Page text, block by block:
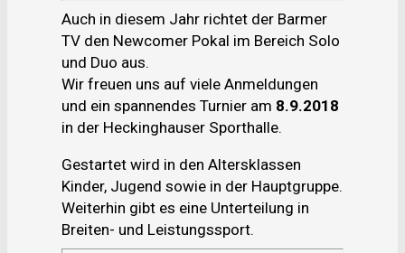
Auch in diesem Jahr richtet der Barmer
TV den Newcomer Pokal im Bereich Solo
und Duo aus.
Wir freuen uns auf viele Anmeldungen
und ein spannendes Turnier am 8.9.2018
in der Heckinghauser Sporthalle.
Gestartet wird in den Altersklassen
Kinder, Jugend sowie in der Hauptgruppe.
Weiterhin gibt es eine Unterteilung in
Breiten- und Leistungssport.